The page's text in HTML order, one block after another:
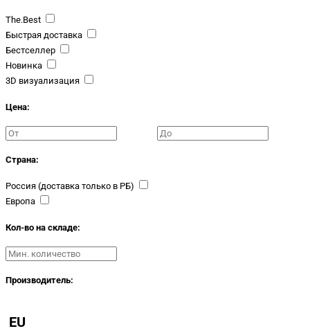
The.Best
Быстрая доставка
Бестселлер
Новинка
3D визуализация
Цена:
Страна:
Россия (доставка только в РБ)
Европа
Кол-во на складе:
Производитель:
EU